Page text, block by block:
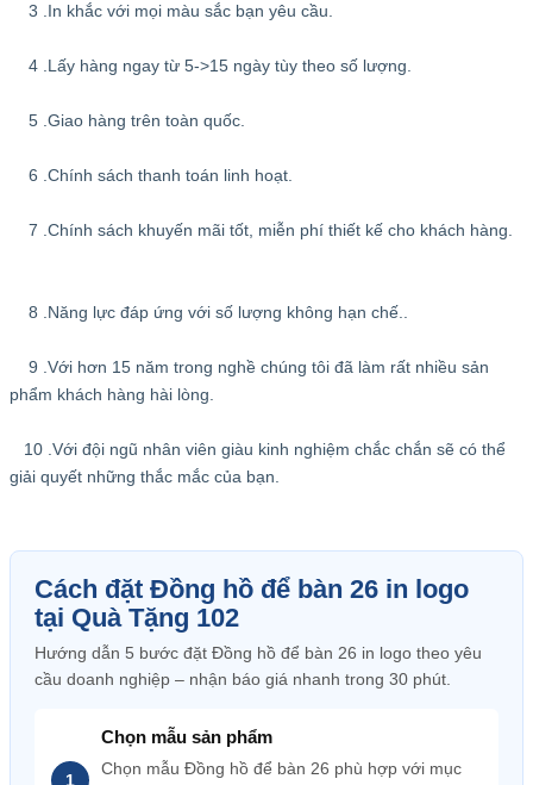
3 .In khắc với mọi màu sắc bạn yêu cầu.
4 .Lấy hàng ngay từ 5->15 ngày tùy theo số lượng.
5 .Giao hàng trên toàn quốc.
6 .Chính sách thanh toán linh hoạt.
7 .Chính sách khuyến mãi tốt, miễn phí thiết kế cho khách hàng.
8 .Năng lực đáp ứng với số lượng không hạn chế..
9 .Với hơn 15 năm trong nghề chúng tôi đã làm rất nhiều sản
phẩm khách hàng hài lòng.
10 .Với đội ngũ nhân viên giàu kinh nghiệm chắc chắn sẽ có thể
giải quyết những thắc mắc của bạn.
Cách đặt Đồng hồ để bàn 26 in logo
tại Quà Tặng 102
Hướng dẫn 5 bước đặt Đồng hồ để bàn 26 in logo theo yêu
cầu doanh nghiệp – nhận báo giá nhanh trong 30 phút.
Chọn mẫu sản phẩm
Chọn mẫu Đồng hồ để bàn 26 phù hợp với mục